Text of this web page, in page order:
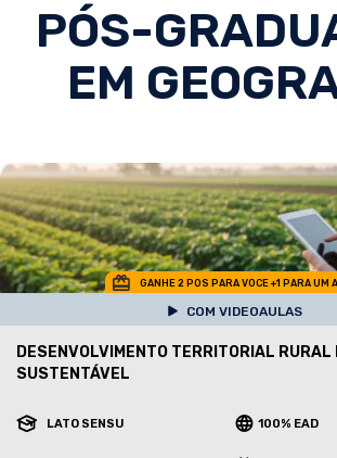
PÓS-
EM
GANHE 2 POS PARA VOCE +1 PARA UM
COM VIDEOAULAS
DESENVOLVIMENTO TERRITORIAL RURAL
SUSTENTÁVEL
LATO SENSU 100% EAD